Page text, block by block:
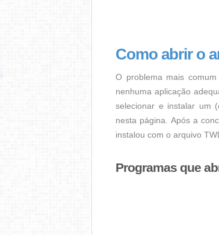
Como abrir o
O problema mais
nenhuma aplicação
selecionar e instalar um
nesta página. Após a
instalou com o arquivo
Programas que